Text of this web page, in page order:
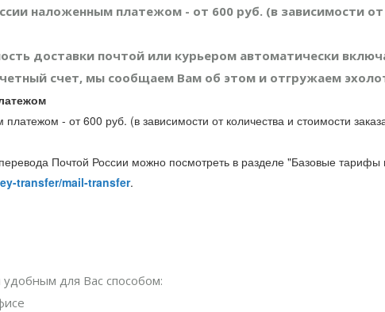
наложенным платежом - от 600 руб. (в зависимости
доставки почтой или курьером автоматически
счет, мы сообщаем Вам об этом и отгружаем
- от 600 руб. (в зависимости от количества и стоимости
Почтой России можно посмотреть в разделе "Базовые тарифы
transfer/mail-transfer.
для Вас способом: